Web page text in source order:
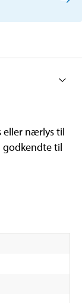
eller nærlys til
godkendte til